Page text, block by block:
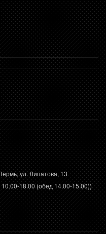
ул. Липатова, 13
18.00 (обед 14.00-15.00))